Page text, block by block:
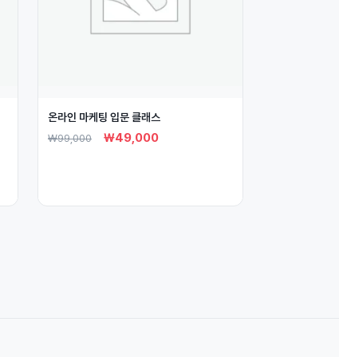
온라인 마케팅 입문 클래스
₩99,000 ₩49,000